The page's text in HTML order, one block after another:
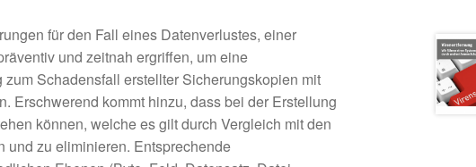
für den Fall eines Datenverlustes, einer
und zeitnah ergriffen, um eine
Schadensfall erstellter Sicherungskopien mit
Erschwerend kommt hinzu, dass bei der Erstellung
können, welche es gilt durch Vergleich mit den
und zu eliminieren. Entsprechende